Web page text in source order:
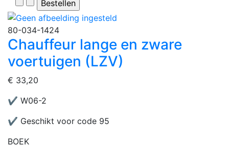
80-034-1424
Chauffeur lange en zware
voertuigen (LZV)
€ 33,20
✔ W06-2
✔ Geschikt voor code 95
BOEK